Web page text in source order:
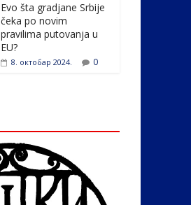
Evo šta gradjane Srbije
čeka po novim
pravilima putovanja u
EU?
8. октобар 2024. 0